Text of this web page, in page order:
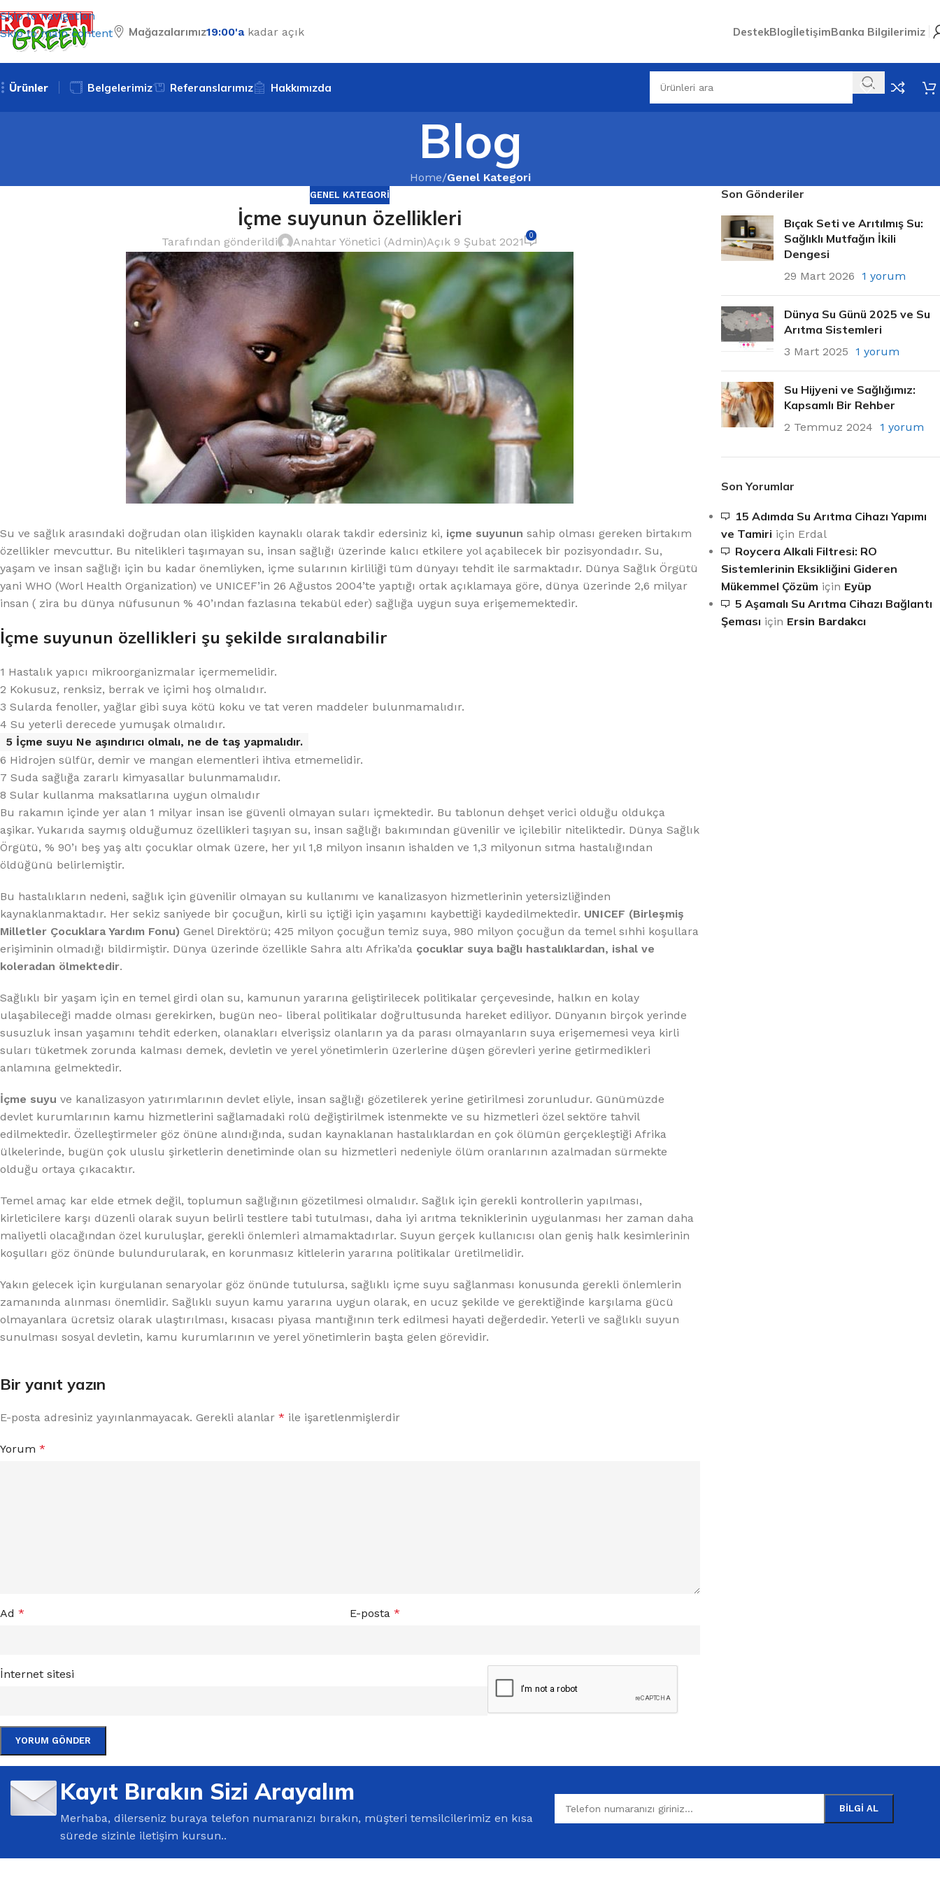
Skip to navigation
Skip to main content
Mağazalarımız19:00'a kadar açık DestekBlogİletişimBanka Bilgilerimiz
Ürünler
Lux Plus Serisi
Ev tipi su arıtma cihazları
Satınal
%10 INDIRIM
Evtipi su arıtma cihazları
Satınal
%10 INDIRIM
Belgelerimiz Referanslarımız Hakkımızda
Blog
Home/Genel Kategori
GENEL KATEGORI
İçme suyunun özellikleri
Tarafından gönderildi Anahtar Yönetici (Admin)Açık 9 Şubat 2021 0
Su ve sağlık arasındaki doğrudan olan ilişkiden kaynaklı olarak takdir edersiniz ki, içme suyunun sahip olması gereken birtakım
özellikler mevcuttur. Bu nitelikleri taşımayan su, insan sağlığı üzerinde kalıcı etkilere yol açabilecek bir pozisyondadır. Su,
yaşam ve insan sağlığı için bu kadar önemliyken, içme sularının kirliliği tüm dünyayı tehdit ile sarmaktadır. Dünya Sağlık Örgütü
yani WHO (Worl Health Organization) ve UNICEF’in 26 Ağustos 2004’te yaptığı ortak açıklamaya göre, dünya üzerinde 2,6 milyar
insan ( zira bu dünya nüfusunun % 40’ından fazlasına tekabül eder) sağlığa uygun suya erişememektedir.
İçme suyunun özellikleri şu şekilde sıralanabilir
1 Hastalık yapıcı mikroorganizmalar içermemelidir.
2 Kokusuz, renksiz, berrak ve içimi hoş olmalıdır.
3 Sularda fenoller, yağlar gibi suya kötü koku ve tat veren maddeler bulunmamalıdır.
4 Su yeterli derecede yumuşak olmalıdır.
5 İçme suyu Ne aşındırıcı olmalı, ne de taş yapmalıdır.
6 Hidrojen sülfür, demir ve mangan elementleri ihtiva etmemelidir.
7 Suda sağlığa zararlı kimyasallar bulunmamalıdır.
8 Sular kullanma maksatlarına uygun olmalıdır
Bu rakamın içinde yer alan 1 milyar insan ise güvenli olmayan suları içmektedir. Bu tablonun dehşet verici olduğu oldukça
aşikar. Yukarıda saymış olduğumuz özellikleri taşıyan su, insan sağlığı bakımından güvenilir ve içilebilir niteliktedir. Dünya Sağlık
Örgütü, % 90’ı beş yaş altı çocuklar olmak üzere, her yıl 1,8 milyon insanın ishalden ve 1,3 milyonun sıtma hastalığından
öldüğünü belirlemiştir.
Bu hastalıkların nedeni, sağlık için güvenilir olmayan su kullanımı ve kanalizasyon hizmetlerinin yetersizliğinden
kaynaklanmaktadır. Her sekiz saniyede bir çocuğun, kirli su içtiği için yaşamını kaybettiği kaydedilmektedir. UNICEF (Birleşmiş
Milletler Çocuklara Yardım Fonu) Genel Direktörü; 425 milyon çocuğun temiz suya, 980 milyon çocuğun da temel sıhhi koşullara
erişiminin olmadığı bildirmiştir. Dünya üzerinde özellikle Sahra altı Afrika’da çocuklar suya bağlı hastalıklardan, ishal ve
koleradan ölmektedir.
Sağlıklı bir yaşam için en temel girdi olan su, kamunun yararına geliştirilecek politikalar çerçevesinde, halkın en kolay
ulaşabileceği madde olması gerekirken, bugün neo- liberal politikalar doğrultusunda hareket ediliyor. Dünyanın birçok yerinde
susuzluk insan yaşamını tehdit ederken, olanakları elverişsiz olanların ya da parası olmayanların suya erişememesi veya kirli
suları tüketmek zorunda kalması demek, devletin ve yerel yönetimlerin üzerlerine düşen görevleri yerine getirmedikleri
anlamına gelmektedir.
İçme suyu ve kanalizasyon yatırımlarının devlet eliyle, insan sağlığı gözetilerek yerine getirilmesi zorunludur. Günümüzde
devlet kurumlarının kamu hizmetlerini sağlamadaki rolü değiştirilmek istenmekte ve su hizmetleri özel sektöre tahvil
edilmektedir. Özelleştirmeler göz önüne alındığında, sudan kaynaklanan hastalıklardan en çok ölümün gerçekleştiği Afrika
ülkelerinde, bugün çok uluslu şirketlerin denetiminde olan su hizmetleri nedeniyle ölüm oranlarının azalmadan sürmekte
olduğu ortaya çıkacaktır.
Temel amaç kar elde etmek değil, toplumun sağlığının gözetilmesi olmalıdır. Sağlık için gerekli kontrollerin yapılması,
kirleticilere karşı düzenli olarak suyun belirli testlere tabi tutulması, daha iyi arıtma tekniklerinin uygulanması her zaman daha
maliyetli olacağından özel kuruluşlar, gerekli önlemleri almamaktadırlar. Suyun gerçek kullanıcısı olan geniş halk kesimlerinin
koşulları göz önünde bulundurularak, en korunmasız kitlelerin yararına politikalar üretilmelidir.
Yakın gelecek için kurgulanan senaryolar göz önünde tutulursa, sağlıklı içme suyu sağlanması konusunda gerekli önlemlerin
zamanında alınması önemlidir. Sağlıklı suyun kamu yararına uygun olarak, en ucuz şekilde ve gerektiğinde karşılama gücü
olmayanlara ücretsiz olarak ulaştırılması, kısacası piyasa mantığının terk edilmesi hayati değerdedir. Yeterli ve sağlıklı suyun
sunulması sosyal devletin, kamu kurumlarının ve yerel yönetimlerin başta gelen görevidir.
Bir yanıt yazın
E-posta adresiniz yayınlanmayacak. Gerekli alanlar * ile işaretlenmişlerdir
Yorum *
Ad * E-posta*
İnternet sitesi
Son Gönderiler
Bıçak Seti ve Arıtılmış Su:
Sağlıklı Mutfağın İkili
Dengesi
29 Mart 2026 1 yorum
Dünya Su Günü 2025 ve Su
Arıtma Sistemleri
3 Mart 2025 1 yorum
Su Hijyeni ve Sağlığımız:
Kapsamlı Bir Rehber
2 Temmuz 2024 1 yorum
Son Yorumlar
15 Adımda Su Arıtma Cihazı Yapımı
ve Tamiri için Erdal
Roycera Alkali Filtresi: RO
Sistemlerinin Eksikliğini Gideren
Mükemmel Çözüm için Eyüp
5 Aşamalı Su Arıtma Cihazı Bağlantı
Şeması için Ersin Bardakcı
Kayıt Bırakın Sizi Arayalım
Merhaba, dilerseniz buraya telefon numaranızı bırakın, müşteri temsilcilerimiz en kısa
sürede sizinle iletişim kursun..